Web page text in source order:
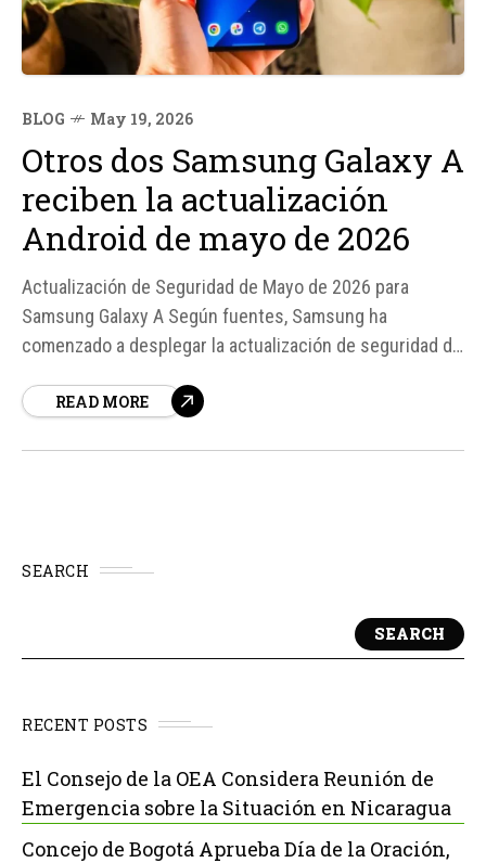
BLOG May 19, 2026
Otros dos Samsung Galaxy A
reciben la actualización
Android de mayo de 2026
Actualización de Seguridad de Mayo de 2026 para
Samsung Galaxy A Según fuentes, Samsung ha
comenzado a desplegar la actualización de seguridad de
A06 en varios países de Asia. Esta actualización
READ MORE
SEARCH
SEARCH
RECENT POSTS
El Consejo de la OEA Considera Reunión de
Emergencia sobre la Situación en Nicaragua
Concejo de Bogotá Aprueba Día de la Oración,